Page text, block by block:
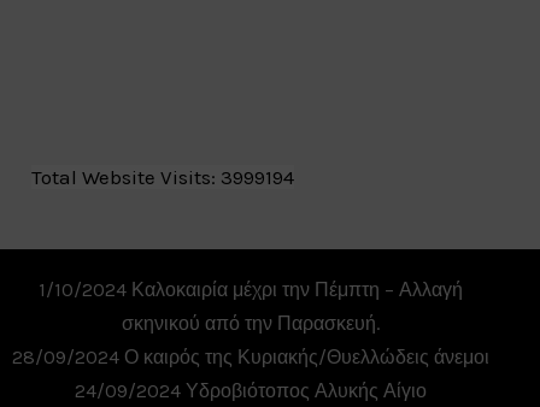
Total Website Visits: 3999194
1/10/2024 Καλοκαιρία μέχρι την Πέμπτη – Αλλαγή
σκηνικού από την Παρασκευή.
28/09/2024 Ο καιρός της Κυριακής/Θυελλώδεις άνεμοι
24/09/2024 Υδροβιότοπος Αλυκής Αίγιο